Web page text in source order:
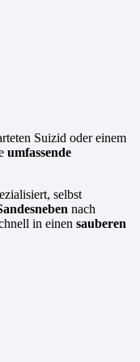
Suizid oder einem
umfassende
selbst
nach
in einen sauberen